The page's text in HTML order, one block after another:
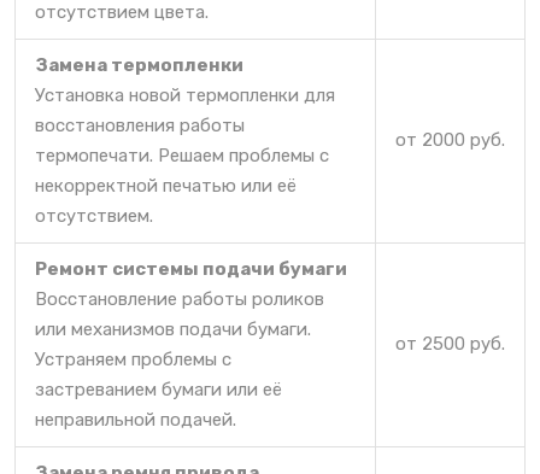
отсутствием цвета.
Замена термопленки
Установка новой термопленки для
восстановления работы
термопечати. Решаем проблемы с
некорректной печатью или её
отсутствием.
от 2000 руб.
Ремонт системы подачи бумаги
Восстановление работы роликов
или механизмов подачи бумаги.
Устраняем проблемы с
застреванием бумаги или её
неправильной подачей.
от 2500 руб.